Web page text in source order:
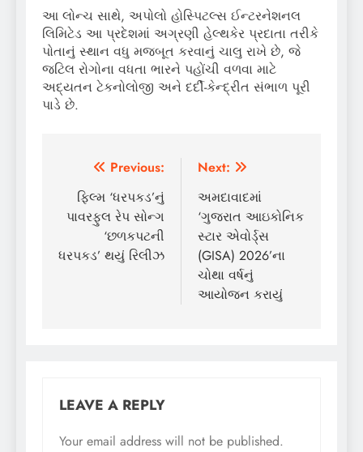
આ લોન્ચ સાથે, અપોલો હોસ્પિટલ્સ ઈન્ટરનેશનલ
લિમિટેડ આ પ્રદેશમાં અગ્રણી હેલ્થકેર પ્રદાતા તરીકે
પોતાનું સ્થાન વધુ મજબૂત કરવાનું ચાલુ રાખે છે, જે
જટિલ રોગોના વધતા ભારને પહોંચી વળવા માટે
અદ્યતન ટેકનોલોજી અને દર્દી-કેન્દ્રીત સંભાળ પૂરી
પાડે છે.
Post
navigation
Previous:
ફિલ્મ ‘ધરપકડ’નું
પાવરફુલ રેપ સોન્ગ
‘છળકપટની
ધરપકડ’ થયું રિલીઝ
Next:
અમદાવાદમાં
‘ગુજરાત આઇકોનિક
સ્ટાર એવોર્ડ્સ
(GISA) 2026’ના
ચોથા વર્ષનું
આયોજન કરાયું
LEAVE A REPLY
Your email address will not be published.